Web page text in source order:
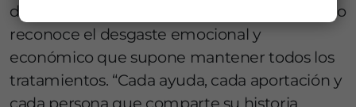
de pie. Su familia no pierde la esperanza, pero
reconoce el desgaste emocional y
económico que supone mantener todos los
tratamientos. “Cada ayuda, cada aportación y